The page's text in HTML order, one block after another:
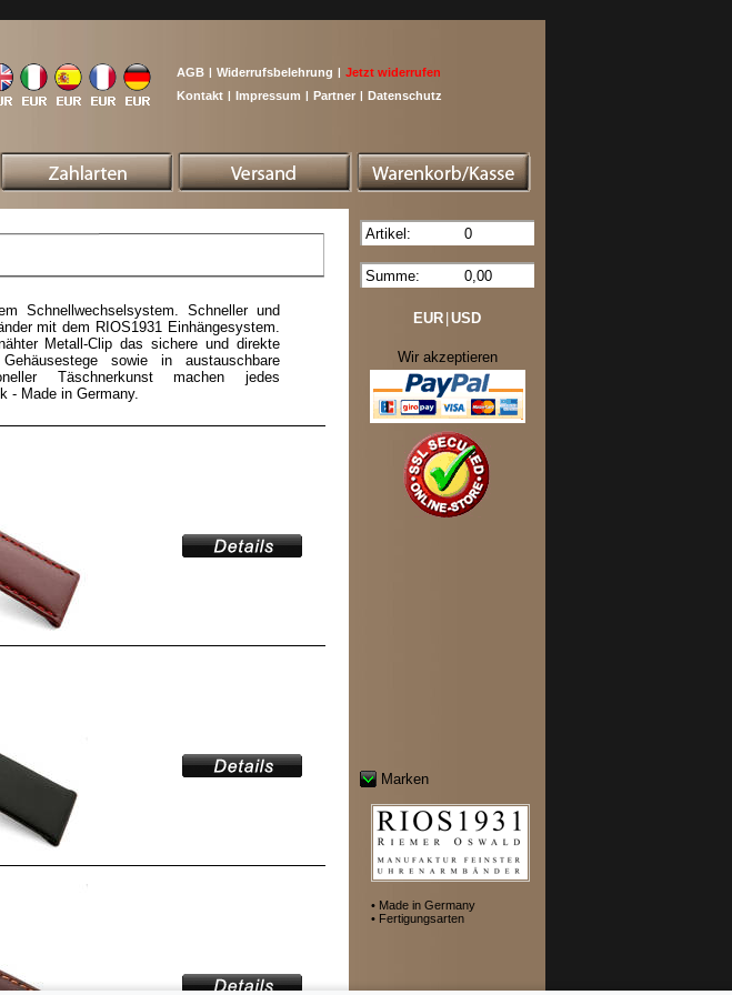
AGB | Widerrufsbelehrung | Jetzt widerrufen
Kontakt | Impressum | Partner | Datenschutz
Schnellwechselsystem. Schneller und
mit dem RIOS1931 Einhängesystem.
Metall-Clip das sichere und direkte
sowie in austauschbare
Täschnerkunst machen jedes
- Made in Germany.
Artikel: 0
Summe: 0,00
EUR USD
Wir akzeptieren
Marken
• Made in Germany
• Fertigungsarten